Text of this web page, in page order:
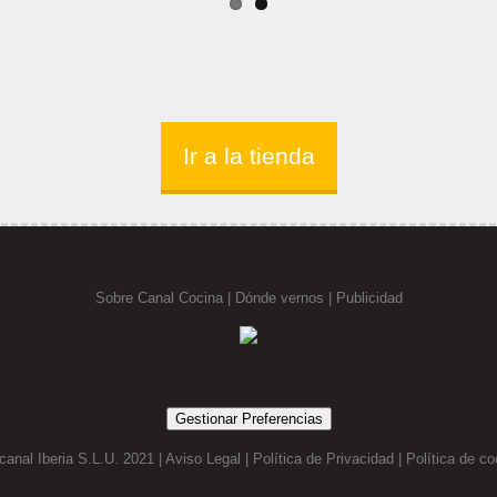
Ir a la tienda
Sobre Canal Cocina| Dónde vernos | Publicidad
Gestionar Preferencias
Iberia S.L.U. 2021 | Aviso Legal Política de Privacidad Política de